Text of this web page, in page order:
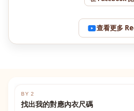
查看更多
BY 2
找出我的對應內衣尺碼